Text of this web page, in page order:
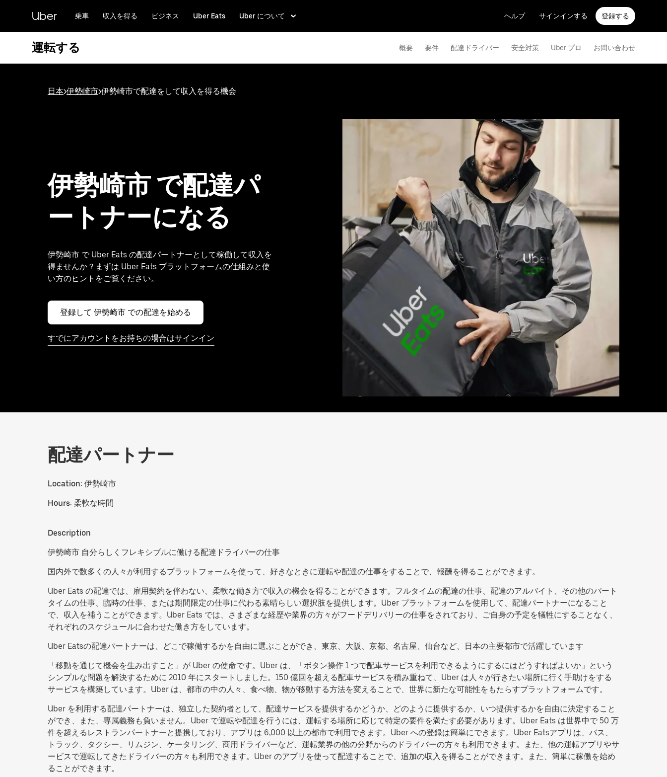
ン
Uber 乗車 収入を得る ビジネス Uber Eats Uber について ヘルプ サインインする 登録する
運転する 概要 要件 配達ドライバー 安全対策 Uber プロ お問い合わせ
日本>伊勢崎市>伊勢崎市で配達をして収入を得る機会
伊勢崎市 で配達パ
ートナーになる
伊勢崎市 で Uber Eats の配達パートナーとして稼働して収入を
得ませんか？まずは Uber Eats プラットフォームの仕組みと使
い方のヒントをご覧ください。
登録して 伊勢崎市 での配達を始める
すでにアカウントをお持ちの場合はサインイン
配達パートナー
Location: 伊勢崎市
Hours: 柔軟な時間
Description
伊勢崎市 自分らしくフレキシブルに働ける配達ドライバーの仕事
国内外で数多くの人々が利用するプラットフォームを使って、好きなときに運転や配達の仕事をすることで、報酬を得ることができます。
Uber Eats の配達では、雇用契約を伴わない、柔軟な働き方で収入の機会を得ることができます。フルタイムの配達の仕事、配達のアルバイト、その他のパート
タイムの仕事、臨時の仕事、または期間限定の仕事に代わる素晴らしい選択肢を提供します。Uber プラットフォームを使用して、配達パートナーになること
で、収入を補うことができます。Uber Eats では、さまざまな経歴や業界の方々がフードデリバリーの仕事をされており、ご自身の予定を犠牲にすることなく、
それぞれのスケジュールに合わせた働き方をしています。
Uber Eatsの配達パートナーは、どこで稼働するかを自由に選ぶことができ、東京、大阪、京都、名古屋、仙台など、日本の主要都市で活躍しています
「移動を通じて機会を生み出すこと」が Uber の使命です。Uber は、「ボタン操作 1 つで配車サービスを利用できるようにするにはどうすればよいか」という
シンプルな問題を解決するために 2010 年にスタートしました。150 億回を超える配車サービスを積み重ねて、Uber は人々が行きたい場所に行く手助けをする
サービスを構築しています。Uber は、都市の中の人々、食べ物、物が移動する方法を変えることで、世界に新たな可能性をもたらすプラットフォームです。
Uber を利用する配達パートナーは、独立した契約者として、配達サービスを提供するかどうか、どのように提供するか、いつ提供するかを自由に決定すること
ができ、また、専属義務も負いません。Uber で運転や配達を行うには、運転する場所に応じて特定の要件を満たす必要があります。Uber Eats は世界中で 50 万
件を超えるレストランパートナーと提携しており、アプリは 6,000 以上の都市で利用できます。Uber への登録は簡単にできます。Uber Eatsアプリは、バス、
トラック、タクシー、リムジン、ケータリング、商用ドライバーなど、運転業界の他の分野からのドライバーの方々も利用できます。また、他の運転アプリやサ
ービスで運転してきたドライバーの方々も利用できます。Uber のアプリを使って配達することで、追加の収入を得ることができます。また、簡単に稼働を始め
ることができます。